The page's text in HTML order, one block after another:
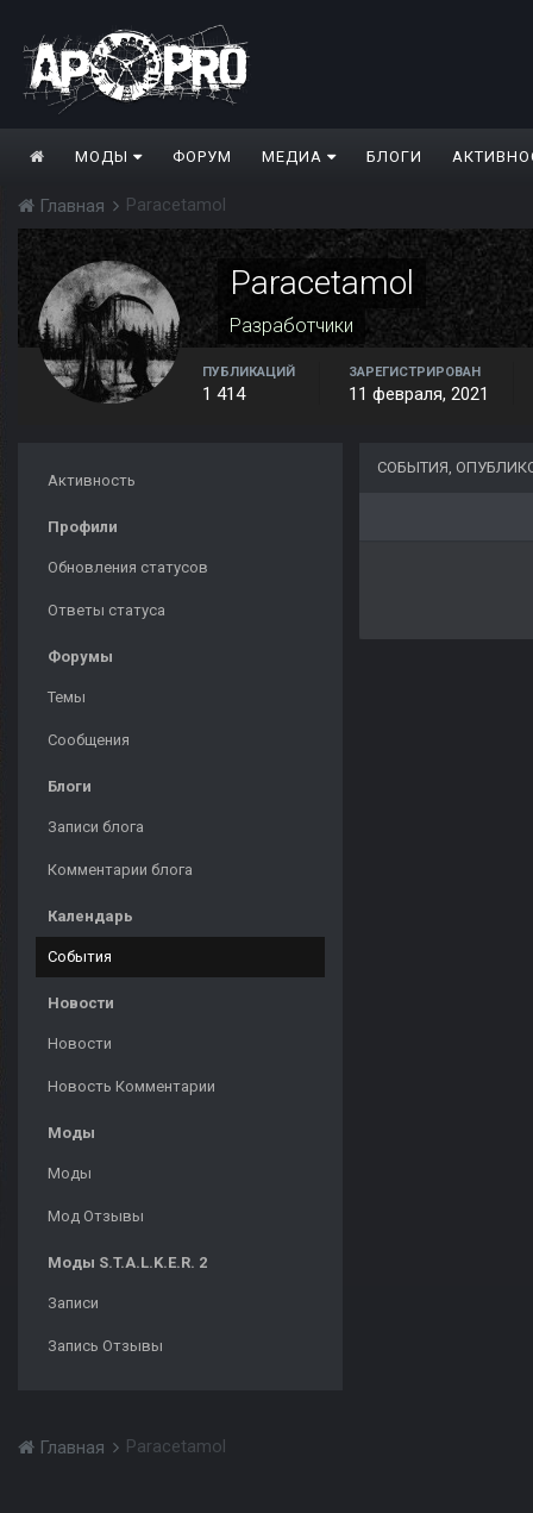
МОДЫ ФОРУМ МЕДИА БЛОГИ
Главная Paracetamol
Paracetamol
Разработчики
ПУБЛИКАЦИЙ
1 414
ЗАРЕГИСТРИРОВАН
11 февраля, 2021
Активность
Профили
Обновления статусов
Ответы статуса
Форумы
Темы
Сообщения
Блоги
Записи блога
Комментарии блога
Календарь
События
Новости
Новости
Новость Комментарии
Моды
Моды
Мод Отзывы
Моды S.T.A.L.K.E.R. 2
Записи
Запись Отзывы
СОБЫТИЯ,
Главная Paracetamol